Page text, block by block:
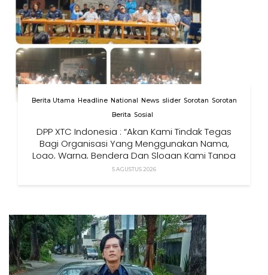
Berita Utama Headline National News slider Sorotan Sorotan
Berita Sosial
DPP XTC Indonesia : “Akan Kami Tindak Tegas
Bagi Organisasi Yang Menggunakan Nama,
Logo, Warna, Bendera Dan Slogan Kami Tanpa
Izin”
5 AGUSTUS 2026